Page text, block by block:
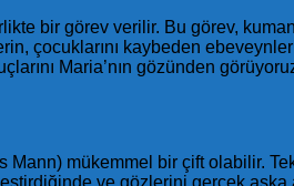
bir görev verilir. Bu görev,
çocuklarını kaybeden
Maria’nın gözünden
mükemmel bir çift olabilir.
ve gözlerini gerçek